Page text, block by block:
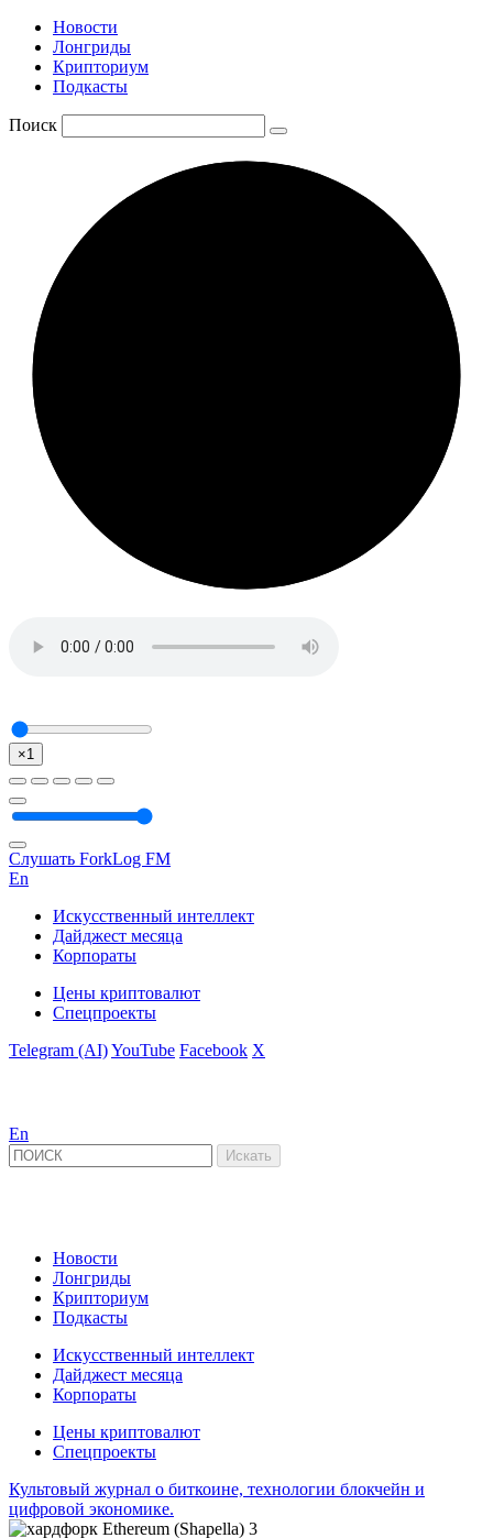
Новости
Лонгриды
Крипториум
Подкасты
Поиск
×1
Слушать ForkLog FM
En
Искусственный интеллект
Дайджест месяца
Корпораты
Цены криптовалют
Спецпроекты
Telegram (AI)YouTube Facebook X
En
Новости
Лонгриды
Крипториум
Подкасты
Искусственный интеллект
Дайджест месяца
Корпораты
Цены криптовалют
Спецпроекты
Культовый журнал о биткоине, технологии блокчейн и
цифровой экономике.